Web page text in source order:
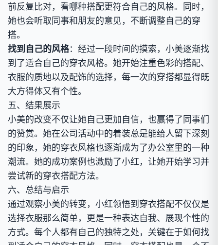
前反复比对，看哪种搭配更符合自己的风格。同时，
她也会听取同事和朋友的意见，不断调整自己的穿
搭。
找到自己的风格：经过一段时间的摸索，小美逐渐找
到了适合自己的穿衣风格。她开始注重色彩的搭配、
衣服的质地以及配饰的选择，每一次的穿搭都显得既
大方得体又有个性。
五、结果展示
小美的改变不仅让她自己更加自信，也赢得了同事们
的赞赏。她在公司活动中的着装总是能给人留下深刻
的印象，她的穿衣风格也逐渐成为了办公室里的一种
潮流。她的成功案例也激励了小红，让她开始学习并
尝试新的穿衣搭配方法。
六、总结与启示
通过观察小美的转变，小红领悟到穿衣搭配不仅仅是
选择衣服那么简单，更是一种表达自我、展现个性的
方式。每个人都有自己的独特之处，关键在于如何找